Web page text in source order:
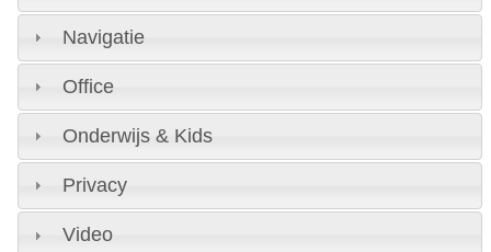
Navigatie
Office
Onderwijs & Kids
Privacy
Video